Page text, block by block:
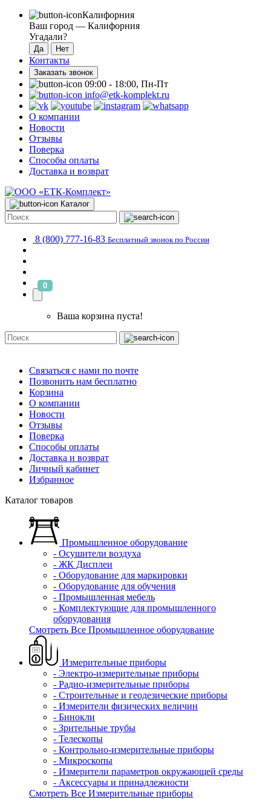
Калифорния
Ваш город — Калифорния
Угадали?
Контакты
Заказать звонок
09:00 - 18:00, Пн-Пт
info@etk-komplekt.ru
О компании
Новости
Отзывы
Поверка
Способы оплаты
Доставка и возврат
Каталог
8 (800) 777-16-83 Бесплатный звонок по России
0
Ваша корзина пуста!
Связаться с нами по почте
Позвонить нам бесплатно
Корзина
О компании
Новости
Отзывы
Поверка
Способы оплаты
Доставка и возврат
Личный кабинет
Избранное
Каталог товаров
Промышленное оборудование
- Осушители воздуха
- ЖК Дисплеи
- Оборудование для маркировки
- Оборудование для обучения
- Промышленная мебель
- Комплектующие для промышленного
оборудования
Смотреть Все Промышленное оборудование
Измерительные приборы
- Электро-измерительные приборы
- Радио-измерительные приборы
- Строительные и геодезические приборы
- Измерители физических величин
- Бинокли
- Зрительные трубы
- Телескопы
- Контрольно-измерительные приборы
- Микроскопы
- Измерители параметров окружающей среды
- Аксессуары и принадлежности
Смотреть Все Измерительные приборы